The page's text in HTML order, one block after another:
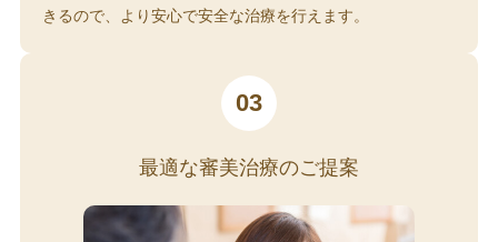
きるので、より安心で安全な治療を行えます。
03
最適な審美治療のご提案